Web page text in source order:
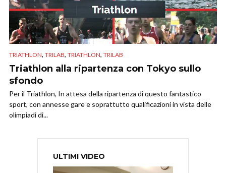
TRIATHLON, TRILAB, TRIATHLON, TRILAB
Triathlon alla ripartenza con Tokyo sullo
sfondo
Per il Triathlon, In attesa della ripartenza di questo fantastico
sport, con annesse gare e soprattutto qualificazioni in vista delle
olimpiadi di...
ULTIMI VIDEO